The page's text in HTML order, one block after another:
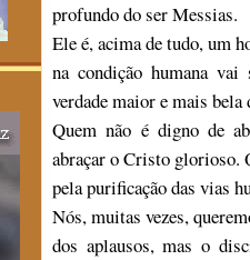
profundo do ser Messias.
Ele é, acima de tudo, um
na condição humana
verdade maior e mais
Quem não é digno de
abraçar o Cristo glorioso.
pela purificação das vias
Nós, muitas vezes,
dos aplausos, mas o